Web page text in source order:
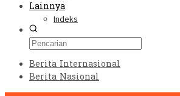
Lainnya
Indeks
Berita Internasional
Berita Nasional